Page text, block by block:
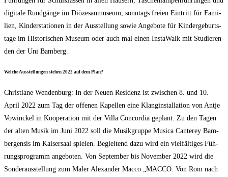
digi­ta­le Rund­gän­ge im Diö­ze­san­mu­se­um, sonn­tags frei­en Ein­tritt für Fami­
li­en, Kin­der­sta­tio­nen in der Aus­stel­lung sowie Ange­bo­te für Kin­der­ge­burts­
ta­ge im His­to­ri­schen Muse­um oder auch mal einen Insta­Walk mit Stu­die­ren­
den der Uni Bamberg.
Wel­che Aus­stel­lun­gen ste­hen 2022 auf dem Plan?
Chris­tia­ne Wen­den­burg: In der Neu­en Resi­denz ist zwi­schen 8. und 10.
April 2022 zum Tag der offe­nen Kapel­len eine Klang­in­stal­la­ti­on von Ant­je
Vowin­ckel in Koope­ra­ti­on mit der Vil­la Con­cor­dia geplant. Zu den Tagen
der alten Musik im Juni 2022 soll die Musik­grup­pe Musi­ca Can­terey Bam­
ber­gen­sis im Kai­ser­saal spie­len. Beglei­tend dazu wird ein viel­fäl­ti­ges Füh­
rungs­pro­gramm ange­bo­ten. Von Sep­tem­ber bis Novem­ber 2022 wird die
Son­der­aus­stel­lung zum Maler Alex­an­der Mac­co „MACCO. Von Rom nach